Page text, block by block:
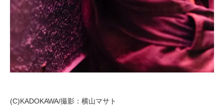
(C)KADOKAWA/撮影：横山マサト